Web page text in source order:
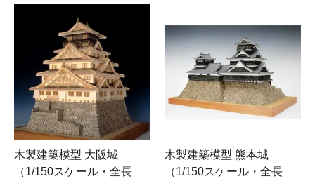
木製建築模型 大阪城
（1/150スケール・全長
木製建築模型 熊本城
（1/150スケール・全長